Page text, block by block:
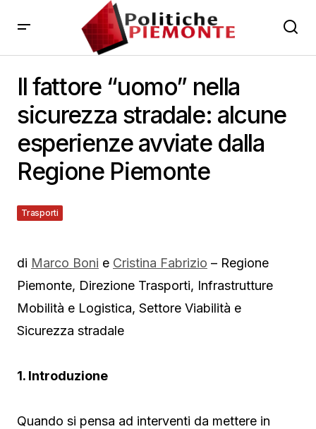
Il fattore “uomo” nella
sicurezza stradale: alcune
esperienze avviate dalla
Regione Piemonte
Trasporti
13 Gennaio 2014
di Marco Boni e Cristina Fabrizio – Regione
Piemonte, Direzione Trasporti, Infrastrutture
Mobilità e Logistica, Settore Viabilità e
Sicurezza stradale
1. Introduzione
Quando si pensa ad interventi da mettere in